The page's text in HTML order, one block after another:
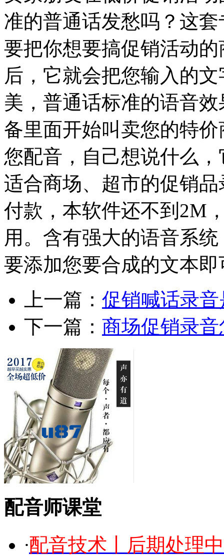
准的普通话发愁吗？这
要把你想要搞促销活动
后，它就会把您输入的
美，普通话标准的语音
备里面开始叫卖您的特
您配音，自己想说什么
适合商场、超市的促销
付款，本软件还不到2M
用。含有强大的语音系
要添加您要合成的文本即
上一篇： 促销喊话录
下一篇： 商场促销录
配音师课堂
·配音技术丨后期处理